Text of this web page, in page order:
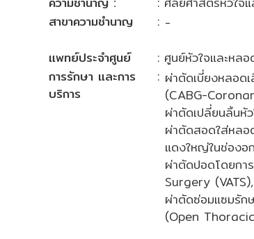
สาขาความชำนาญ
: -
แพทย์ประจำศูนย์
: ศูนย์หัวใจและหลอ
การรักษา และการ
บริการ
: ผ่าตัดเบี่ยงหลอด
(CABG-
ผ่าตัดเปลี่ยนลิ้นหั
ผ่าตัดสอดใส่หลอ
แดงใหญ่ในช่องอ
ผ่าตัดปอดโดยก
Surgery (VATS),
ผ่าตัดซ่อมแซมรัก
(Open